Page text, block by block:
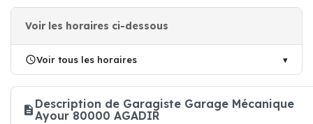
Voir les horaires ci-dessous
Voir tous les horaires
Description de Garagiste Garage Mécanique
Ayour 80000 AGADIR